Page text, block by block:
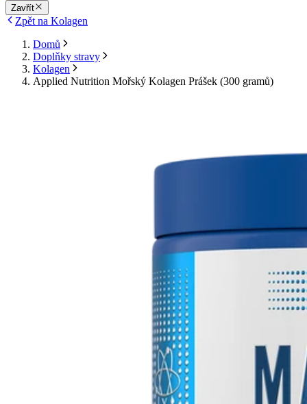
Zavřít
Zpět na Kolagen
Domů
Doplňky stravy
Kolagen
Applied Nutrition Mořský Kolagen Prášek (300 gramů)